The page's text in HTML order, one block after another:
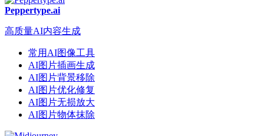
Peppertype.ai
高质量AI内容生成
常用AI图像工具
AI图片插画生成
AI图片背景移除
AI图片优化修复
AI图片无损放大
AI图片物体抹除